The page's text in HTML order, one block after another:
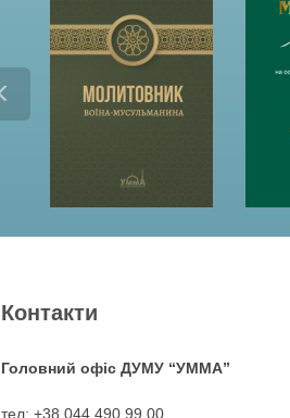
Контакти
Головний офіс ДУМУ “УММА”
тел: +38 044 490 99 00